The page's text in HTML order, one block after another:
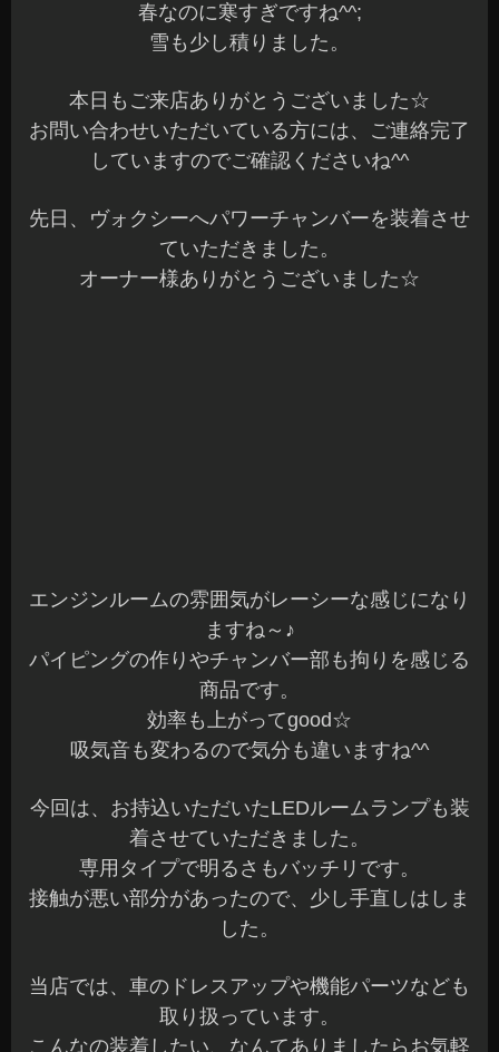
春なのに寒すぎですね^^;
雪も少し積りました。
本日もご来店ありがとうございました☆
お問い合わせいただいている方には、ご連絡完了
していますのでご確認くださいね^^
先日、ヴォクシーへパワーチャンバーを装着させ
ていただきました。
オーナー様ありがとうございました☆
エンジンルームの雰囲気がレーシーな感じになり
ますね～♪
パイピングの作りやチャンバー部も拘りを感じる
商品です。
効率も上がってgood☆
吸気音も変わるので気分も違いますね^^
今回は、お持込いただいたLEDルームランプも装
着させていただきました。
専用タイプで明るさもバッチリです。
接触が悪い部分があったので、少し手直しはしま
した。
当店では、車のドレスアップや機能パーツなども
取り扱っています。
こんなの装着したい、なんてありましたらお気軽